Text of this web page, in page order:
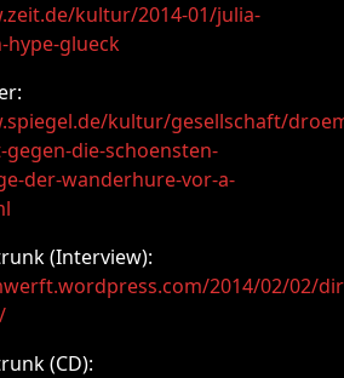
kultur/2014-01/julia-
hype-glueck
kultur/gesellschaft/
die-schoensten-
der-wanderhure-vor-a-
(Interview):
2014/02/02/
(CD):